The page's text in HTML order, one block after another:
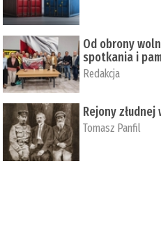
Od obrony
spotkania i
Redakcja
Rejony złudnej
Tomasz Panfil